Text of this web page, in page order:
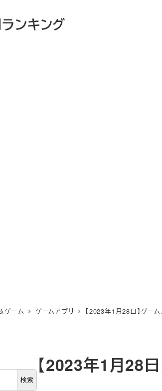
ンキング
ゲーム ゲームアプリ 【2023年1月28日】ゲー
【2023年1月28
検索